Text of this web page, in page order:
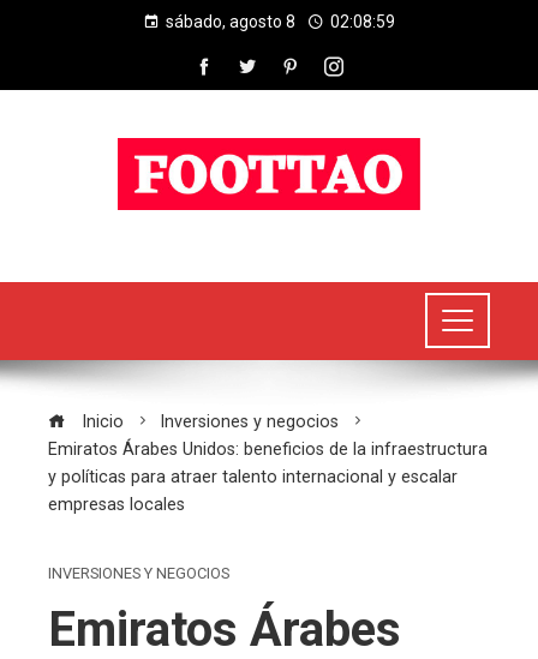
sábado, agosto 8 02:09:00
Inicio
Inversiones y negocios
Emiratos Árabes Unidos: beneficios de la infraestructura
y políticas para atraer talento internacional y escalar
empresas locales
INVERSIONES Y NEGOCIOS
Emiratos Árabes